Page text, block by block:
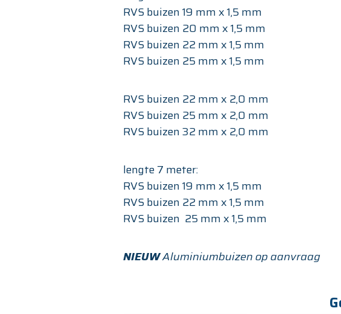
RVS buizen 19 mm x 1,5 mm
RVS buizen 20 mm x 1,5 mm
RVS buizen 22 mm x 1,5 mm
RVS buizen 25 mm x 1,5 mm
RVS buizen 22 mm x 2,0 mm
RVS buizen 25 mm x 2,0 mm
RVS buizen 32 mm x 2,0 mm
lengte 7 meter:
RVS buizen 19 mm x 1,5 mm
RVS buizen 22 mm x 1,5 mm
RVS buizen 25 mm x 1,5 mm
NIEUWAluminiumbuizen op aanvraag